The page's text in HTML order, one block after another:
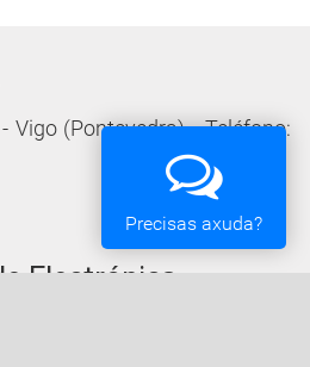
Vigo (Pontevedra) - Teléfono:
Electrónica
Precisas axuda?